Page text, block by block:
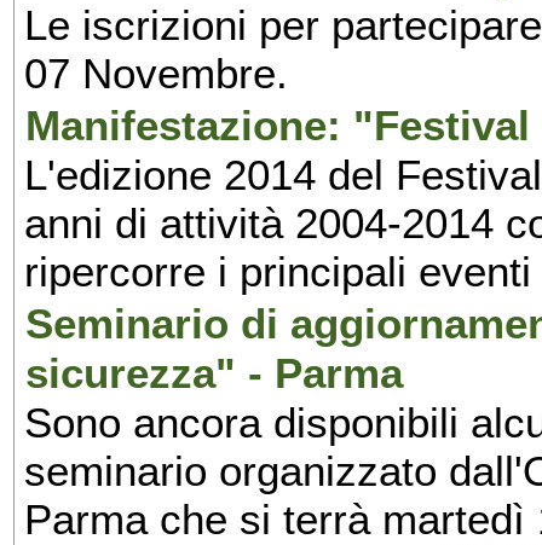
Le iscrizioni per
07 Novembre.
Manifestazione:
L'edizione 2014 del
anni di attività 2004-2014
ripercorre i principali
Seminario di
sicurezza" - Parma
Sono ancora disponibili
seminario organizzato
Parma che si terrà martedì